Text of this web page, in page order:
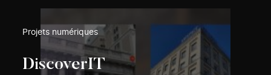
Projets numériques
DiscoverIT